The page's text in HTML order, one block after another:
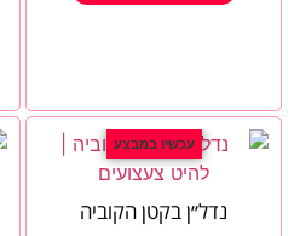
עכשיו במבצע
נדל׳׳ן בקטן הקוביה